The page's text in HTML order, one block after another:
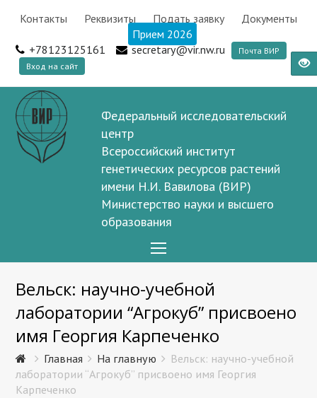
Контакты Реквизиты Подать заявку
Документы
Прием 2026
+78123125161
secretary@vir.nw.ru
Почта ВИР
Вход на сайт
Федеральный исследовательский
центр
Всероссийский институт
генетических ресурсов растений
имени Н.И. Вавилова (ВИР)
Министерство науки и высшего
образования
Menu
Вельск: научно-учебной
лаборатории “Агрокуб” присвоено
имя Георгия Карпеченко
Главная На главную
Вельск: научно-учебной
лаборатории “Агрокуб” присвоено имя Георгия
Карпеченко